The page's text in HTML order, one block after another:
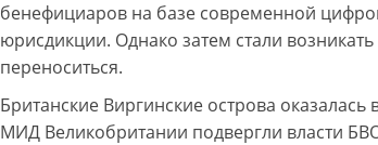
бенефициаров на базе современной
юрисдикции. Однако затем стали
переноситься.
Британские Виргинские острова
МИД Великобритании подвергли власти